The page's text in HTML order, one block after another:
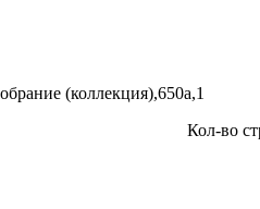
(коллекция),650a,1
Кол-во